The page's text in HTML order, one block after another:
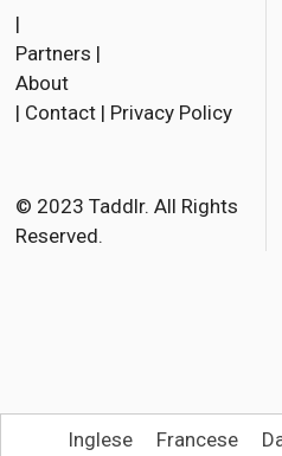
c
o
k
r
l
|
Partners |
About
| Contact | Privacy Policy
© 2023 Taddlr. All Rights
Reserved.
Inglese Francese